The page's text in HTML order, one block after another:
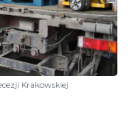
Krakowskiej